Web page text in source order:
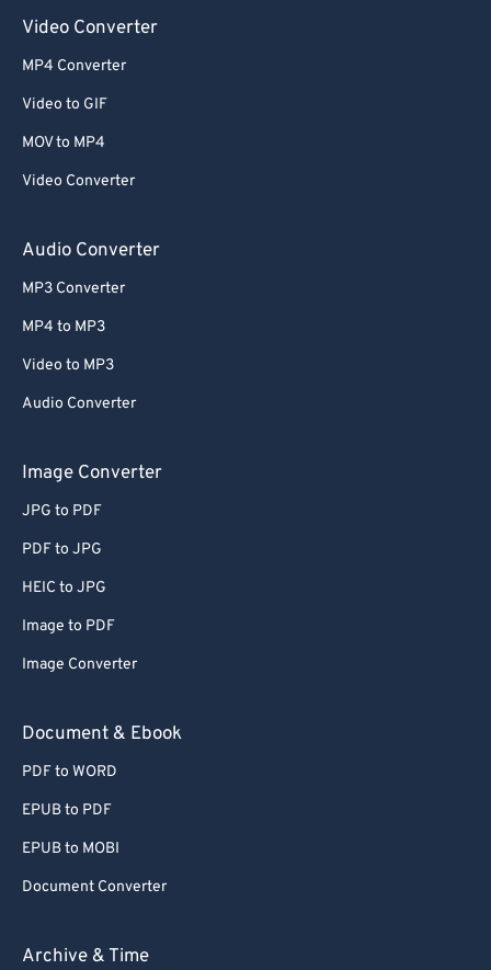
Video Converter
MP4 Converter
Video to GIF
MOV to MP4
Video Converter
Audio Converter
MP3 Converter
MP4 to MP3
Video to MP3
Audio Converter
Image Converter
JPG to PDF
PDF to JPG
HEIC to JPG
Image to PDF
Image Converter
Document & Ebook
PDF to WORD
EPUB to PDF
EPUB to MOBI
Document Converter
Archive & Time